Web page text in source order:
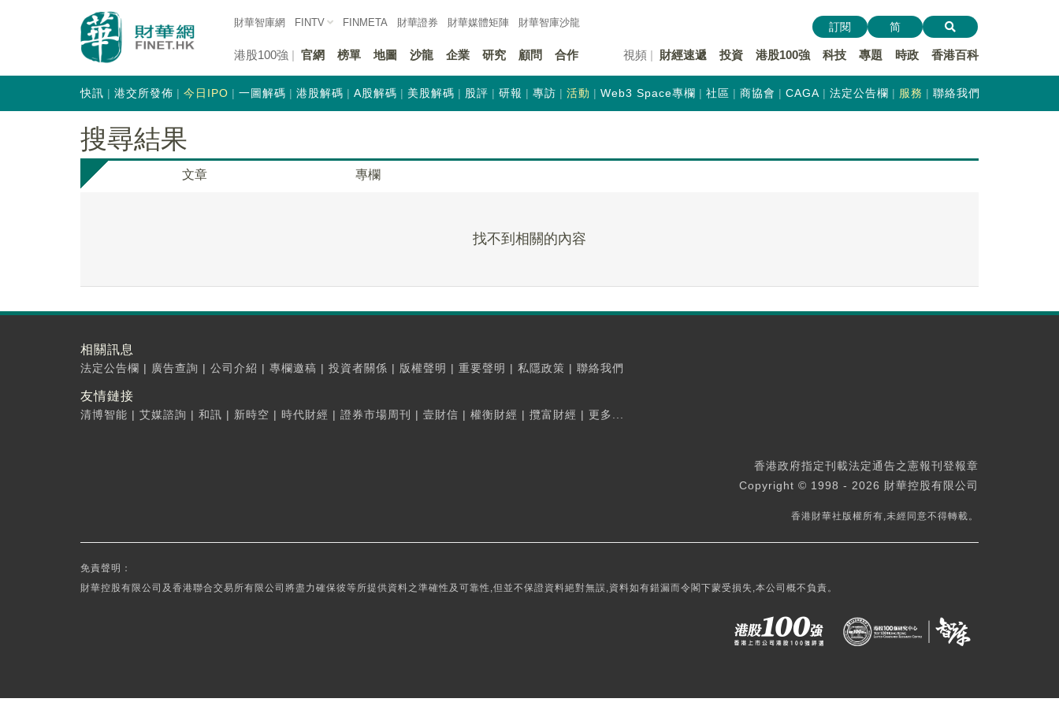
財華智庫網 FINTV FINMETA 財華證券 財華媒體矩陣 財華智庫沙龍
港股100強 官網 榜單 地圖 沙龍 企業 研究 顧問 合作 視頻 財經速遞 投資 港股100強 科技 專題 時政 香港百科
訂閱 简
快訊 港交所發佈 今日IPO 一圖解碼 港股解碼 A股解碼 美股解碼 股評 研報 專訪 活動 Web3 Space專欄 社區 商協會 CAGA 法定公告欄 服務 聯絡我們
搜尋結果
文章 專欄
找不到相關的內容
相關訊息
法定公告欄 | 廣告查詢 | 公司介紹 | 專欄邀稿 | 投資者關係 | 版權聲明 | 重要聲明 | 私隱政策 | 聯絡我們
友情鏈接
清博智能 | 艾媒諮詢 | 和訊 | 新時空 | 時代財經 | 證券市場周刊 | 壹財信 | 權衡財經 | 攬富財經 | 更多...
香港政府指定刊載法定通告之憲報刊登報章
Copyright © 1998 - 2026 財華控股有限公司
香港財華社版權所有,未經同意不得轉載。
免責聲明：
財華控股有限公司及香港聯合交易所有限公司將盡力確保彼等所提供資料之準確性及可靠性,但並不保證資料絕對無誤,資料如有錯漏而令閣下蒙受損失,本公司概不負責。